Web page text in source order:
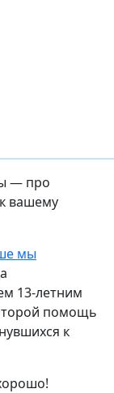
— про
вашему
мы
13-летним
помощь
к